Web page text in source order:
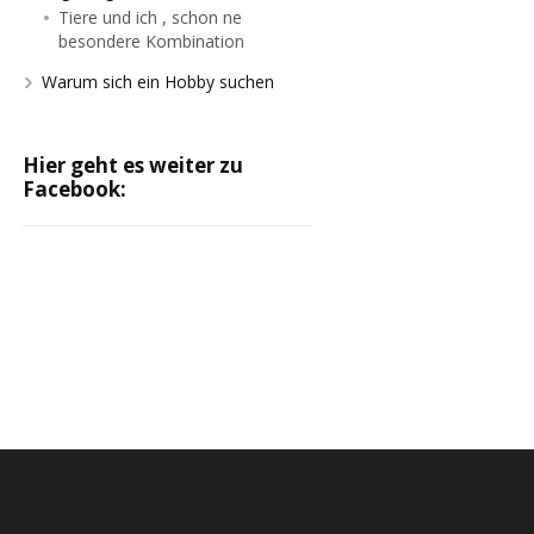
Tiere und ich , schon ne
besondere Kombination
Warum sich ein Hobby suchen
Hier geht es weiter zu
Facebook: